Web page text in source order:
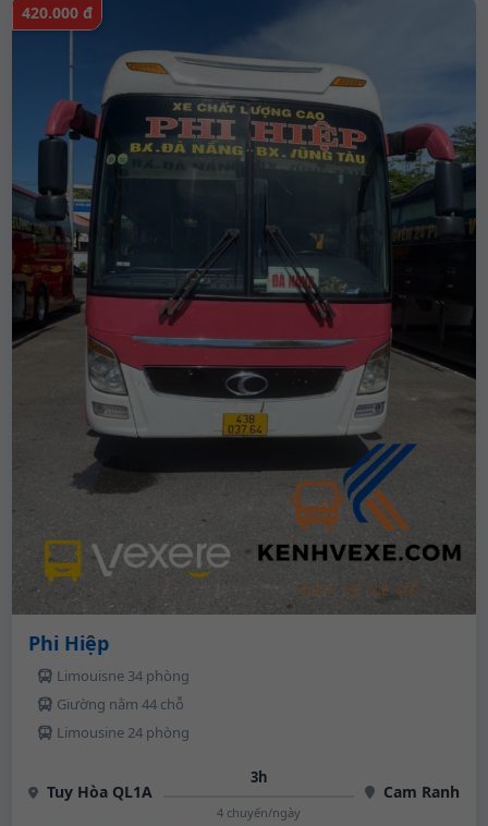
420.000 đ
Phi Hiệp
Limouisne 34 phòng
Giường nằm 44 chỗ
Limousine 24 phòng
Tuy Hòa QL1A
3h
4 chuyến/ngày
Cam Ranh